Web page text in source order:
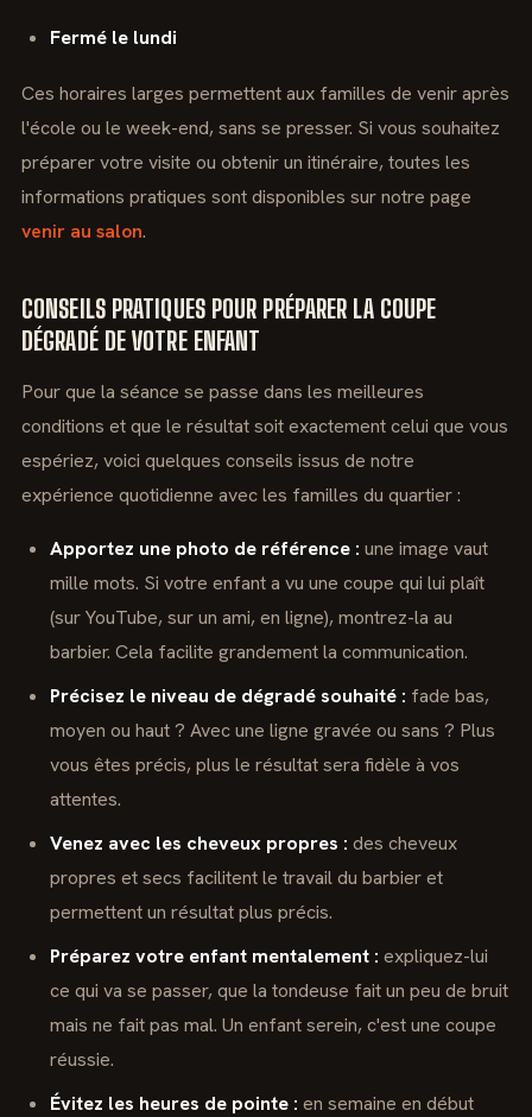
Fermé le lundi
Ces horaires larges permettent aux familles de venir après
l'école ou le week-end, sans se presser. Si vous souhaitez
préparer votre visite ou obtenir un itinéraire, toutes les
informations pratiques sont disponibles sur notre page
venir au salon.
CONSEILS PRATIQUES POUR PRÉPARER LA COUPE
DÉGRADÉ DE VOTRE ENFANT
Pour que la séance se passe dans les meilleures
conditions et que le résultat soit exactement celui que vous
espériez, voici quelques conseils issus de notre
expérience quotidienne avec les familles du quartier :
Apportez une photo de référence : une image vaut
mille mots. Si votre enfant a vu une coupe qui lui plaît
(sur YouTube, sur un ami, en ligne), montrez-la au
barbier. Cela facilite grandement la communication.
Précisez le niveau de dégradé souhaité : fade bas,
moyen ou haut ? Avec une ligne gravée ou sans ? Plus
vous êtes précis, plus le résultat sera fidèle à vos
attentes.
Venez avec les cheveux propres : des cheveux
propres et secs facilitent le travail du barbier et
permettent un résultat plus précis.
Préparez votre enfant mentalement : expliquez-lui
ce qui va se passer, que la tondeuse fait un peu de bruit
mais ne fait pas mal. Un enfant serein, c'est une coupe
réussie.
Évitez les heures de pointe : en semaine en début